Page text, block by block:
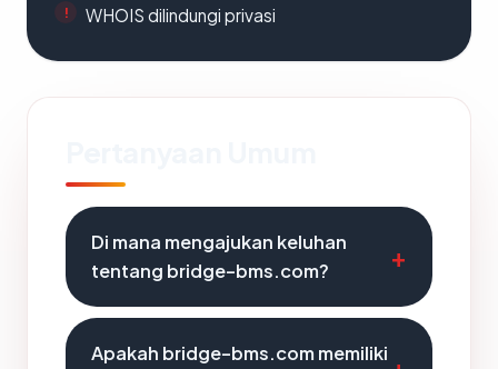
WHOIS dilindungi privasi
Di mana mengajukan keluhan
tentang bridge-bms.com?
Apakah bridge-bms.com memiliki